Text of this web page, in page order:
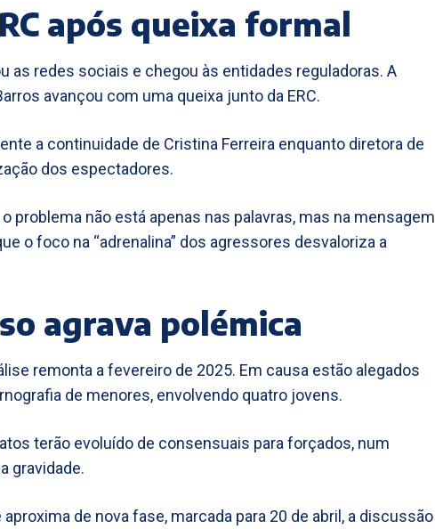
após queixa formal
as redes sociais e chegou às entidades reguladoras. A
avançou com uma queixa junto da ERC.
a continuidade de Cristina Ferreira enquanto diretora de
dos espectadores.
problema não está apenas nas palavras, mas na mensagem
o foco na “adrenalina” dos agressores desvaloriza a
agrava polémica
remonta a fevereiro de 2025. Em causa estão alegados
de menores, envolvendo quatro jovens.
terão evoluído de consensuais para forçados, num
gravidade.
de nova fase, marcada para 20 de abril, a discussão